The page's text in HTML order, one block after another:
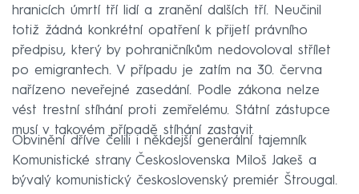
hranicích úmrtí tří lidí a zranění dalších tří. Neučinil
totiž žádná konkrétní opatření k přijetí právního
předpisu, který by pohraničníkům nedovoloval střílet
po emigrantech. V případu je zatím na 30. června
nařízeno neveřejné zasedání. Podle zákona nelze
vést trestní stíhání proti zemřelému. Státní zástupce
musí v takovém případě stíhání zastavit.
Obvinění dříve čelili i někdejší generální tajemník
Komunistické strany Československa Miloš Jakeš a
bývalý komunistický československý premiér Štrougal.